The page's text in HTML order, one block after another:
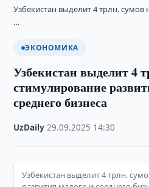
Узбекистан выделит 4 трлн.
…
ЭКОНОМИКА
Узбекистан выделит 4
стимулирование
среднего бизнеса
UzDaily ·29.09.2025 14:30
Узбекистан выделит 4 трлн.